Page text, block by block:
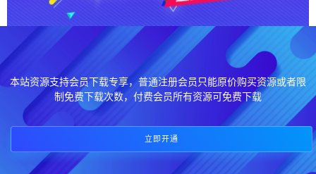
本站资源支持会员下载专享，普通注册会员只能原价购买资源或者限
制免费下载次数，付费会员所有资源可免费下载
立即开通